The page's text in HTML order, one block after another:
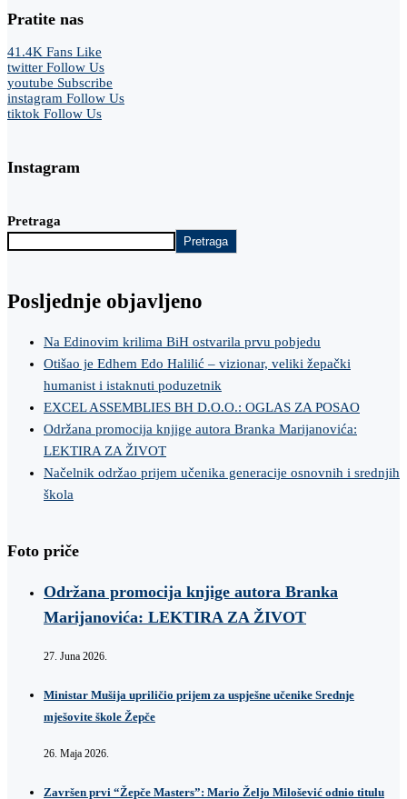
Pratite nas
41.4K Fans Like
twitter Follow Us
youtube Subscribe
instagram Follow Us
tiktok Follow Us
Instagram
Pretraga
Pretraga
Posljednje objavljeno
Na Edinovim krilima BiH ostvarila prvu pobjedu
Otišao je Edhem Edo Halilić – vizionar, veliki žepački
humanist i istaknuti poduzetnik
EXCEL ASSEMBLIES BH D.O.O.: OGLAS ZA POSAO
Održana promocija knjige autora Branka Marijanovića:
LEKTIRA ZA ŽIVOT
Načelnik održao prijem učenika generacije osnovnih i srednjih
škola
Foto priče
Održana promocija knjige autora Branka
Marijanovića: LEKTIRA ZA ŽIVOT
27. Juna 2026.
Ministar Mušija upriličio prijem za uspješne učenike Srednje
mješovite škole Žepče
26. Maja 2026.
Završen prvi “Žepče Masters”: Mario Željo Milošević odnio titulu